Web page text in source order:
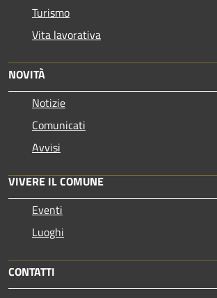
Turismo
Vita lavorativa
NOVITÀ
Notizie
Comunicati
Avvisi
VIVERE IL COMUNE
Eventi
Luoghi
CONTATTI